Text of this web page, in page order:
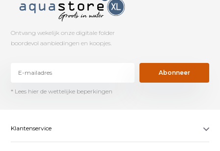
Ontvang wekelijk onze digitale folder
boordevol aanbiedingen en koopjes.
Abonneer
* Lees hier de wettelijke beperkingen
Klantenservice